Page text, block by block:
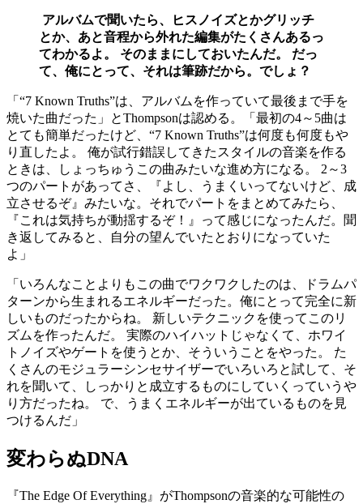
アルバムで聞いたら、ヒスノイズとかグリッチ
とか、あと音程から外れた編集がたくさんあるっ
てわかるよ。 そのままにしておいたんだ。 だっ
て、俺にとって、それは筆跡だから。でしょ？
「“7 Known Truths”は、アルバムを作っていて最後まで手を
焼いた曲だった」とThompsonは認める。「最初の4～5曲は
とても簡単だったけど、“7 Known Truths”は何度も何度もや
り直したよ。 俺が試行錯誤してきたスタイルの音楽を作る
ときは、しょっちゅうこの曲みたいな進め方になる。 2～3
つのパートがあってさ、『よし、うまくいってないけど、成
立させるぞ』みたいな。それでパートをまとめてみたら、
『これは気持ちが動揺するぞ！』って感じになったんだ。聞
き返してみると、自分の望んでいたとおりになっていた
よ」
「いろんなことよりもこの曲でワクワクしたのは、ドラムパ
ターンから生まれるエネルギーだった。俺にとって完全に新
しいものだったからね。 新しいテクニックを使ってこのリ
ズムを作ったんだ。 実際のハイハットじゃなくて、ホワイ
トノイズやゲートを使うとか、そういうことをやった。 た
くさんのモジュラーシンセサイザーでいろいろと試して、そ
れを聞いて、しっかりと成立するものにしていくっていうや
り方だったね。 で、うまくエネルギーが出ているものを見
つけるんだ」
変わらぬDNA
『The Edge Of Everything』がThompsonの音楽的な可能性の